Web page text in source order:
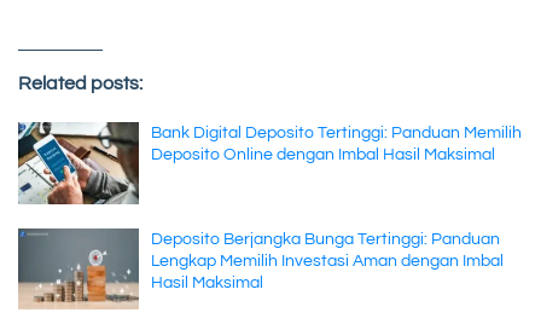
Related posts:
Bank Digital Deposito Tertinggi: Panduan Memilih
Deposito Online dengan Imbal Hasil Maksimal
Deposito Berjangka Bunga Tertinggi: Panduan
Lengkap Memilih Investasi Aman dengan Imbal
Hasil Maksimal